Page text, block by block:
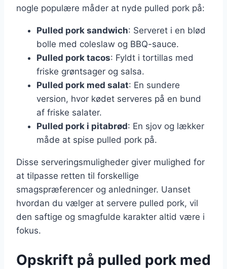
nogle populære måder at nyde pulled pork på:
Pulled pork sandwich: Serveret i en blød
bolle med coleslaw og BBQ-sauce.
Pulled pork tacos: Fyldt i tortillas med
friske grøntsager og salsa.
Pulled pork med salat: En sundere
version, hvor kødet serveres på en bund
af friske salater.
Pulled pork i pitabrød: En sjov og lækker
måde at spise pulled pork på.
Disse serveringsmuligheder giver mulighed for
at tilpasse retten til forskellige
smagspræferencer og anledninger. Uanset
hvordan du vælger at servere pulled pork, vil
den saftige og smagfulde karakter altid være i
fokus.
Opskrift på pulled pork med